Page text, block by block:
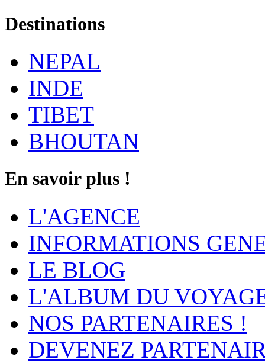
Destinations
NEPAL
INDE
TIBET
BHOUTAN
En savoir plus !
L'AGENCE
INFORMATIONS
LE BLOG
L'ALBUM DU
NOS PARTENAIRES !
DEVENEZ